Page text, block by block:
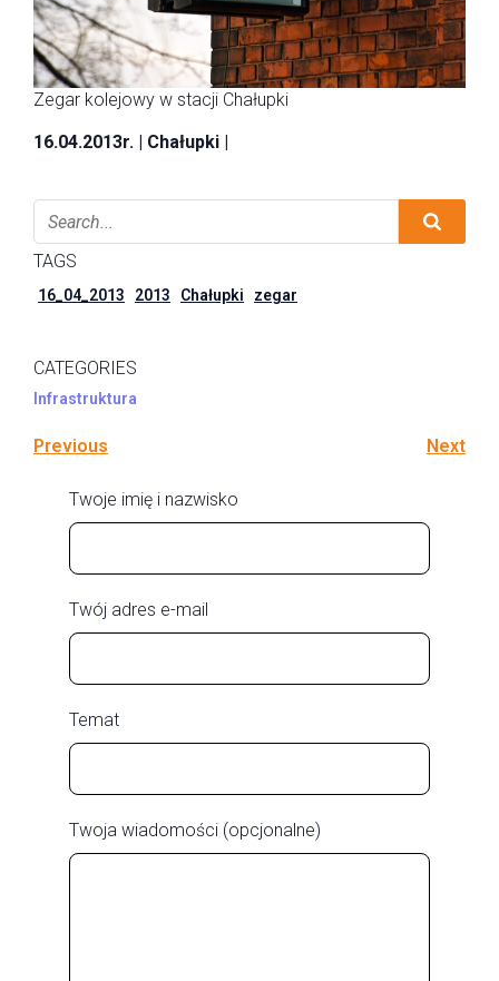
Zegar kolejowy w stacji Chałupki
16.04.2013r. | Chałupki |
TAGS
16_04_2013 2013 Chałupki zegar
CATEGORIES
Infrastruktura
Previous Next
Twoje imię i nazwisko
Twój adres e-mail
Temat
Twoja wiadomości (opcjonalne)